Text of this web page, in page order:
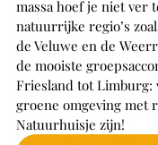
massa hoef je niet ver
natuurrijke regio’s
de Veluwe en de
de mooiste
Friesland tot Limburg:
groene omgeving met
Natuurhuisje zijn!